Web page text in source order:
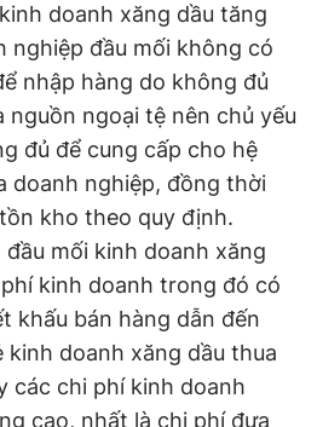
doanh xăng dầu tăng
nghiệp đầu mối không có
nhập hàng do không đủ
nguồn ngoại tệ nên chủ yếu
đủ để cung cấp cho hệ
doanh nghiệp, đồng thời
kho theo quy định.
mối kinh doanh xăng
kinh doanh trong đó có
khấu bán hàng dẫn đến
kinh doanh xăng dầu thua
các chi phí kinh doanh
cao, nhất là chi phí đưa